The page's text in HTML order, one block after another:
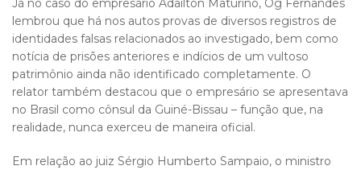
Já no caso do empresário Adailton Maturino, Og Fernandes
lembrou que há nos autos provas de diversos registros de
identidades falsas relacionados ao investigado, bem como
notícia de prisões anteriores e indícios de um vultoso
patrimônio ainda não identificado completamente. O
relator também destacou que o empresário se apresentava
no Brasil como cônsul da Guiné-Bissau – função que, na
realidade, nunca exerceu de maneira oficial.
Em relação ao juiz Sérgio Humberto Sampaio, o ministro